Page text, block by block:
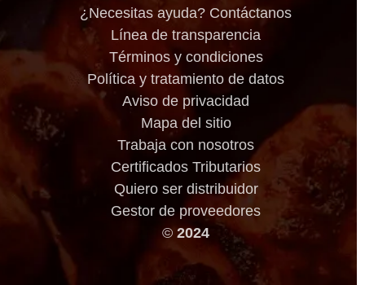
¿Necesitas ayuda? Contáctanos
Línea de transparencia
Términos y condiciones
Política y tratamiento de datos
Aviso de privacidad
Mapa del sitio
Trabaja con nosotros
Certificados Tributarios
Quiero ser distribuidor
Gestor de proveedores
© 2024